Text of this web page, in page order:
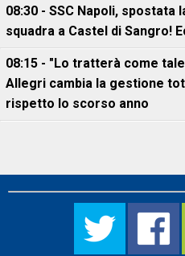
08:30 - SSC Napoli,
squadra a Castel di Sangro!
08:15 - "Lo tratterà come
Allegri cambia la gestione
rispetto lo scorso anno